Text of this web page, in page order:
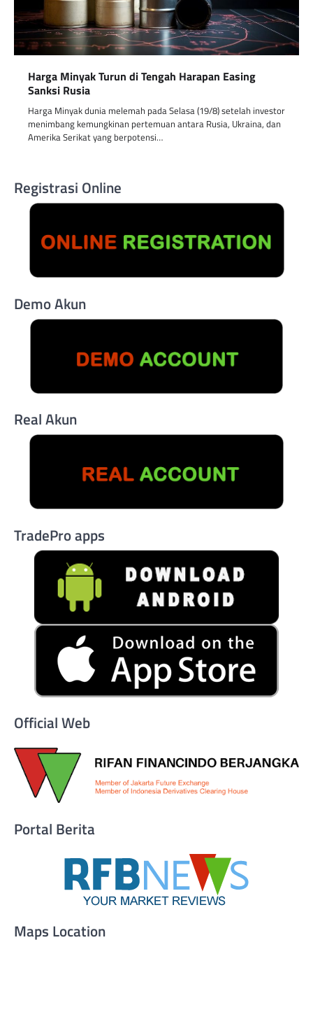
Harga Minyak Turun di Tengah Harapan Easing
Sanksi Rusia
Harga Minyak dunia melemah pada Selasa (19/8) setelah investor
menimbang kemungkinan pertemuan antara Rusia, Ukraina, dan
Amerika Serikat yang berpotensi…
Registrasi Online
Demo Akun
Real Akun
TradePro apps
Official Web
Portal Berita
Maps Location